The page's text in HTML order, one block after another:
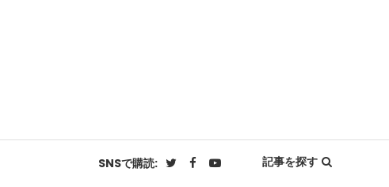
SNSで購読: 記事を探す